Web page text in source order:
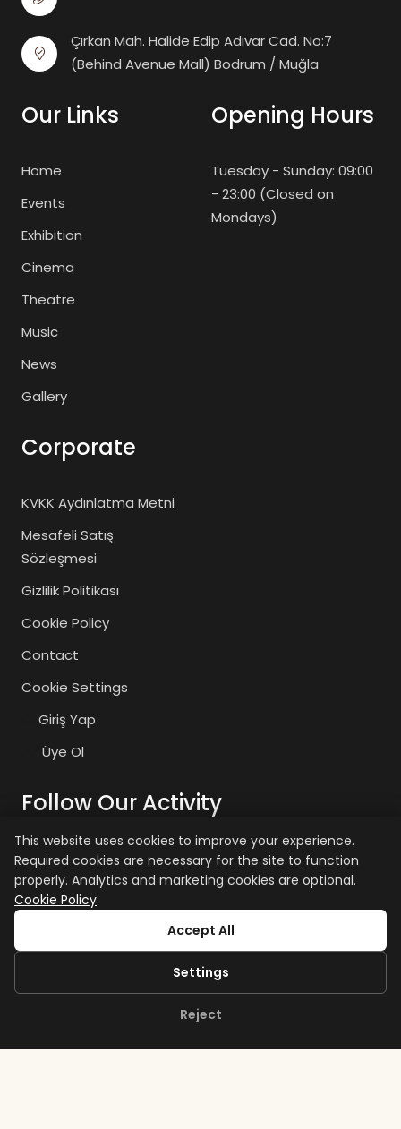
Çırkan Mah. Halide Edip Adıvar Cad. No:7
(Behind Avenue Mall) Bodrum / Muğla
Our Links
Home
Events
Exhibition
Cinema
Theatre
Music
News
Gallery
Opening Hours
Tuesday - Sunday: 09:00
- 23:00 (Closed on
Mondays)
Corporate
KVKK Aydınlatma Metni
Mesafeli Satış
Sözleşmesi
Gizlilik Politikası
Cookie Policy
Contact
Cookie Settings
Giriş Yap
Üye Ol
Follow Our Activity
zaiyasam zaiyasam
+15 age restriction applies.
This website uses cookies to improve your experience.
Required cookies are necessary for the site to function
properly. Analytics and marketing cookies are optional.
Cookie Policy
Accept All
Settings
Reject